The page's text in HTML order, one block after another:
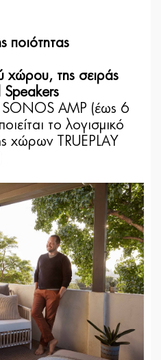
ποιότητας
χώρου, της σειράς
AMP (έως 6
το λογισμικό
χώρων TRUEPLAY